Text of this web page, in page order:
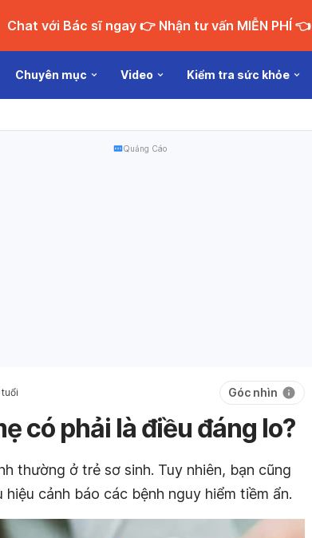
Chat với Bác sĩ ngay 👉 Nhận tư vấn MIỄN PHÍ 👈
Chuyên mục Video Kiểm tra sức khỏe
Quảng Cáo
Góc nhìn
có phải là điều đáng lo?
thường ở trẻ sơ sinh. Tuy nhiên, bạn cũng
cảnh báo các bệnh nguy hiểm tiềm ẩn.